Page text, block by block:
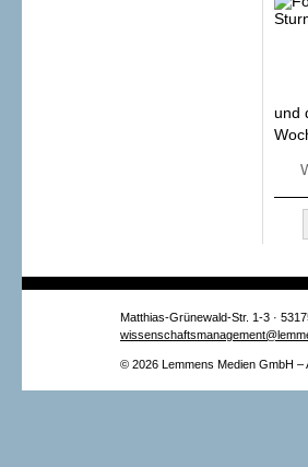
und
Matthias-Grünewald-Str. 1-3 ·
© 2026 Lemmens Medien GmbH –